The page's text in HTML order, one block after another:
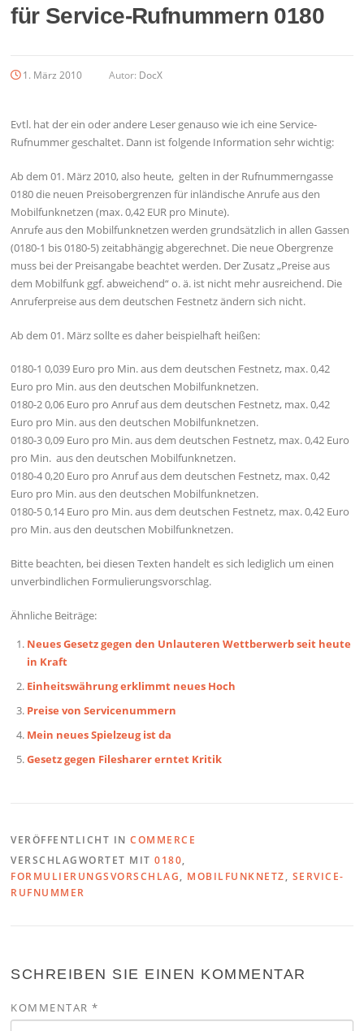
für Service-Rufnummern 0180
1. März 2010 Autor: DocX
Evtl. hat der ein oder andere Leser genauso wie ich eine Service-
Rufnummer geschaltet. Dann ist folgende Information sehr wichtig:
Ab dem 01. März 2010, also heute, gelten in der Rufnummerngasse
0180 die neuen Preisobergrenzen für inländische Anrufe aus den
Mobilfunknetzen (max. 0,42 EUR pro Minute).
Anrufe aus den Mobilfunknetzen werden grundsätzlich in allen Gassen
(0180-1 bis 0180-5) zeitabhängig abgerechnet. Die neue Obergrenze
muss bei der Preisangabe beachtet werden. Der Zusatz „Preise aus
dem Mobilfunk ggf. abweichend“ o. ä. ist nicht mehr ausreichend. Die
Anruferpreise aus dem deutschen Festnetz ändern sich nicht.
Ab dem 01. März sollte es daher beispielhaft heißen:
0180-1 0,039 Euro pro Min. aus dem deutschen Festnetz, max. 0,42
Euro pro Min. aus den deutschen Mobilfunknetzen.
0180-2 0,06 Euro pro Anruf aus dem deutschen Festnetz, max. 0,42
Euro pro Min. aus den deutschen Mobilfunknetzen.
0180-3 0,09 Euro pro Min. aus dem deutschen Festnetz, max. 0,42 Euro
pro Min. aus den deutschen Mobilfunknetzen.
0180-4 0,20 Euro pro Anruf aus dem deutschen Festnetz, max. 0,42
Euro pro Min. aus den deutschen Mobilfunknetzen.
0180-5 0,14 Euro pro Min. aus dem deutschen Festnetz, max. 0,42 Euro
pro Min. aus den deutschen Mobilfunknetzen.
Bitte beachten, bei diesen Texten handelt es sich lediglich um einen
unverbindlichen Formulierungsvorschlag.
Ähnliche Beiträge:
Neues Gesetz gegen den Unlauteren Wettberwerb seit heute
in Kraft
Einheitswährung erklimmt neues Hoch
Preise von Servicenummern
Mein neues Spielzeug ist da
Gesetz gegen Filesharer erntet Kritik
VERÖFFENTLICHT INCOMMERCE
VERSCHLAGWORTET MIT0180,
FORMULIERUNGSVORSCHLAG, MOBILFUNKNETZ, SERVICE-
RUFNUMMER
SCHREIBEN SIE EINEN KOMMENTAR
KOMMENTAR*